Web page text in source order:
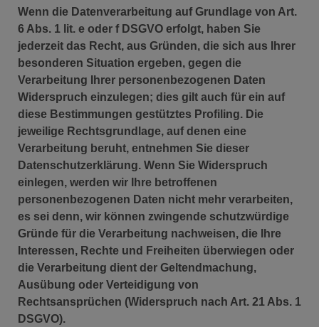
Wenn die Datenverarbeitung auf Grundlage von Art.
6 Abs. 1 lit. e oder f DSGVO erfolgt, haben Sie
jederzeit das Recht, aus Gründen, die sich aus Ihrer
besonderen Situation ergeben, gegen die
Verarbeitung Ihrer personenbezogenen Daten
Widerspruch einzulegen; dies gilt auch für ein auf
diese Bestimmungen gestütztes Profiling. Die
jeweilige Rechtsgrundlage, auf denen eine
Verarbeitung beruht, entnehmen Sie dieser
Datenschutzerklärung. Wenn Sie Widerspruch
einlegen, werden wir Ihre betroffenen
personenbezogenen Daten nicht mehr verarbeiten,
es sei denn, wir können zwingende schutzwürdige
Gründe für die Verarbeitung nachweisen, die Ihre
Interessen, Rechte und Freiheiten überwiegen oder
die Verarbeitung dient der Geltendmachung,
Ausübung oder Verteidigung von
Rechtsansprüchen (Widerspruch nach Art. 21 Abs. 1
DSGVO).